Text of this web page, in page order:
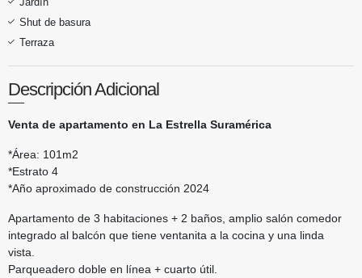
Shut de basura
Terraza
Descripción Adicional
Venta de apartamento en La Estrella Suramérica
*Área: 101m2
*Estrato 4
*Año aproximado de construcción 2024
Apartamento de 3 habitaciones + 2 baños, amplio salón comedor
integrado al balcón que tiene ventanita a la cocina y una linda
vista.
Parqueadero doble en línea + cuarto útil.